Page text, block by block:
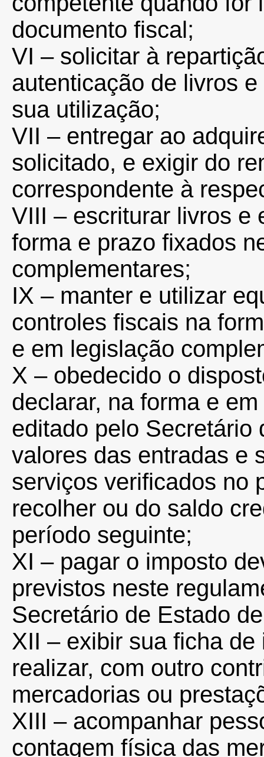
documento fiscal;
VI – solicitar à
autenticação de livros
sua utilização;
VII – entregar ao
solicitado, e exigir do
correspondente à
VIII – escriturar livros e
forma e prazo fixados
complementares;
IX – manter e utilizar
controles fiscais na
e em legislação
X – obedecido o
declarar, na forma e
editado pelo Secretário
valores das entradas e
serviços verificados no
recolher ou do saldo
período seguinte;
XI – pagar o imposto
previstos neste
Secretário de Estado
XII – exibir sua ficha
realizar, com outro
mercadorias ou
XIII – acompanhar
contagem física das